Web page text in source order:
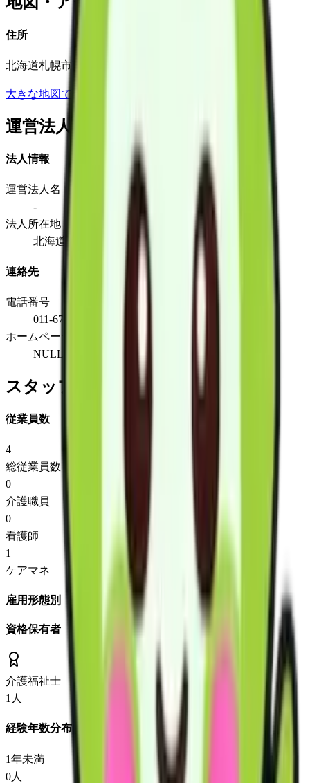
住所
北海道札幌市西区発寒11条1丁目8番5号
大きな地図で見る
運営法人
法人情報
運営法人名
-
法人所在地
北海道札幌市西区発寒11条1丁目8番5号
連絡先
電話番号
011-676-8492
ホームページ
NULL
スタッフ情報
従業員数
4
総従業員数
0
介護職員
0
看護師
1
ケアマネ
雇用形態別
資格保有者
介護福祉士
1 人
経験年数分布
1年未満
0人